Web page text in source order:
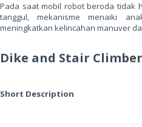
Pada saat mobil robot beroda tidak
tanggul, mekanisme menaiki
meningkatkan kelincahan manuver
Dike and Stair
Short Description